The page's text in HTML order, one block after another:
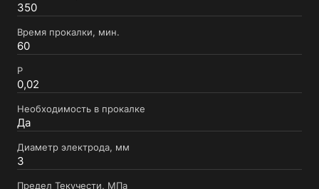
350
Время прокалки, мин.
60
P
0,02
Необходимость в прокалке
Да
Диаметр электрода, мм
3
Предел Текучести, МПа